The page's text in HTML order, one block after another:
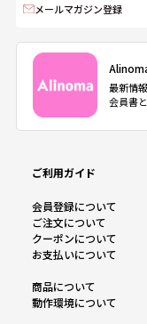
メールマガジン登録
最新情
会員書
ご利用ガイド
会員登録について
ご注文について
クーポンについて
お支払いについて
商品について
動作環境について